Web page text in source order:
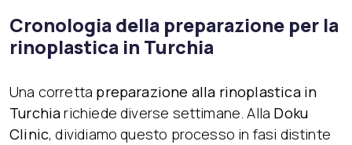
Cronologia della preparazione per la
rinoplastica in Turchia
Una corretta preparazione alla rinoplastica in
Turchiarichiede diverse settimane. Alla Doku
Clinic, dividiamo questo processo in fasi distinte